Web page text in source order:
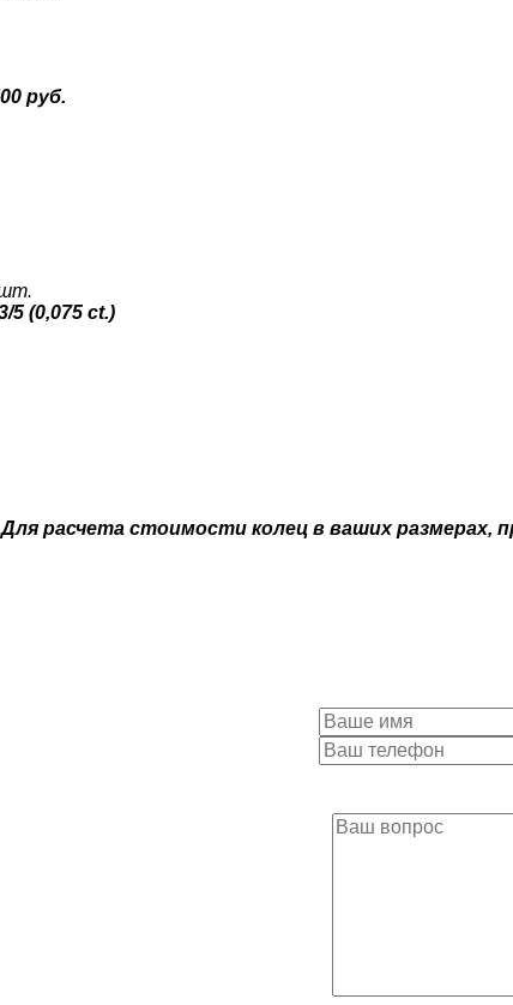
руб.
(0,075 ct.)
Для расчета стоимости колец в ваших